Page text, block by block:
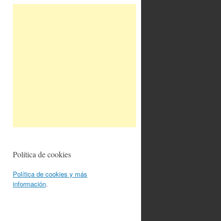
Política de cookies
Política de cookies y más
información.